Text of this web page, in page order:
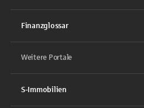
Finanzglossar
Weitere Portale
S-Immobilien